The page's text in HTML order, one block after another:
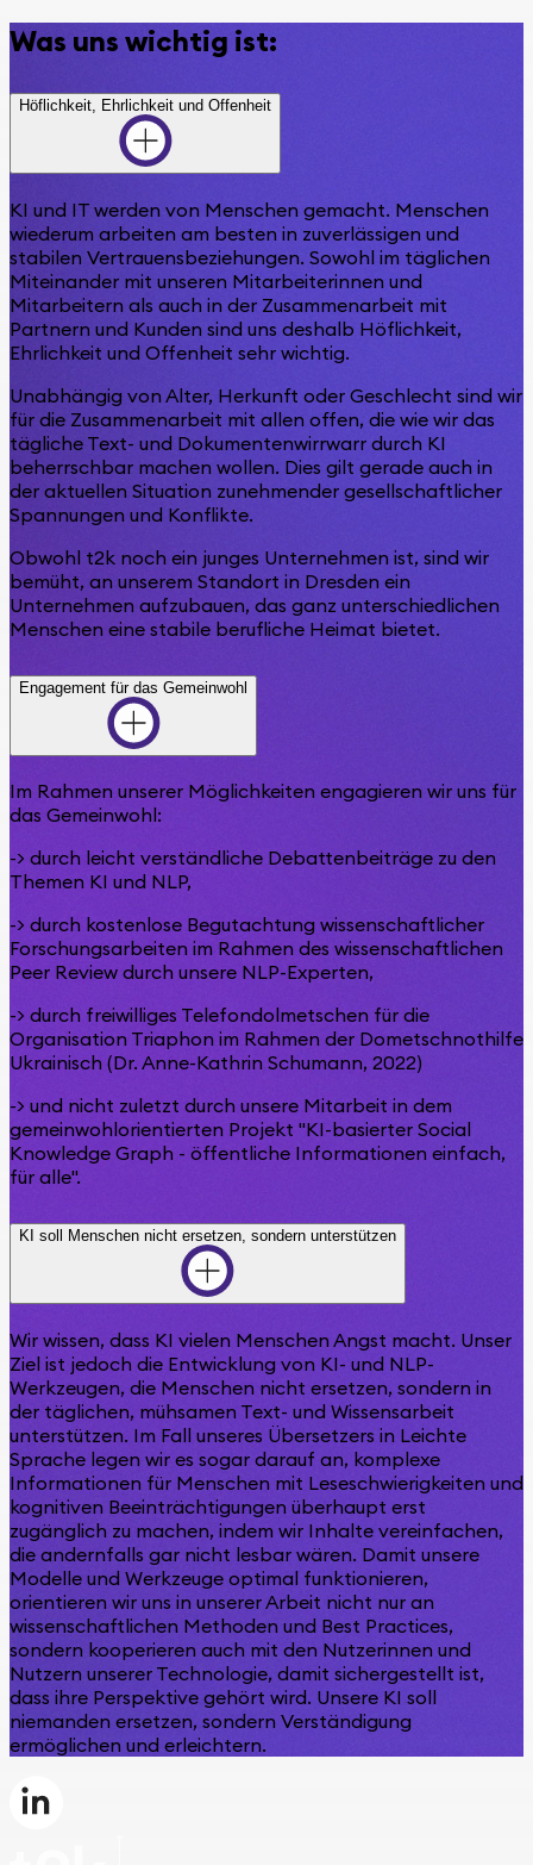
Was uns wichtig ist:
Höflichkeit, Ehrlichkeit und Offenheit
KI und IT werden von Menschen gemacht. Menschen
wiederum arbeiten am besten in zuverlässigen und
stabilen Vertrauensbeziehungen. Sowohl im täglichen
Miteinander mit unseren Mitarbeiterinnen und
Mitarbeitern als auch in der Zusammenarbeit mit
Partnern und Kunden sind uns deshalb Höflichkeit,
Ehrlichkeit und Offenheit sehr wichtig.
Unabhängig von Alter, Herkunft oder Geschlecht sind wir
für die Zusammenarbeit mit allen offen, die wie wir das
tägliche Text- und Dokumentenwirrwarr durch KI
beherrschbar machen wollen. Dies gilt gerade auch in
der aktuellen Situation zunehmender gesellschaftlicher
Spannungen und Konflikte.
Obwohl t2k noch ein junges Unternehmen ist, sind wir
bemüht, an unserem Standort in Dresden ein
Unternehmen aufzubauen, das ganz unterschiedlichen
Menschen eine stabile berufliche Heimat bietet.
Engagement für das Gemeinwohl
Im Rahmen unserer Möglichkeiten engagieren wir uns für
das Gemeinwohl:
-> durch leicht verständliche Debattenbeiträge zu den
Themen KI und NLP,
-> durch kostenlose Begutachtung wissenschaftlicher
Forschungsarbeiten im Rahmen des wissenschaftlichen
Peer Review durch unsere NLP-Experten,
-> durch freiwilliges Telefondolmetschen für die
Organisation Triaphon im Rahmen der Dometschnothilfe
Ukrainisch (Dr. Anne-Kathrin Schumann, 2022)
-> und nicht zuletzt durch unsere Mitarbeit in dem
gemeinwohlorientierten Projekt "KI-basierter Social
Knowledge Graph - öffentliche Informationen einfach,
für alle".
KI soll Menschen nicht ersetzen, sondern unterstützen
Wir wissen, dass KI vielen Menschen Angst macht. Unser
Ziel ist jedoch die Entwicklung von KI- und NLP-
Werkzeugen, die Menschen nicht ersetzen, sondern in
der täglichen, mühsamen Text- und Wissensarbeit
unterstützen. Im Fall unseres Übersetzers in Leichte
Sprache legen wir es sogar darauf an, komplexe
Informationen für Menschen mit Leseschwierigkeiten und
kognitiven Beeinträchtigungen überhaupt erst
zugänglich zu machen, indem wir Inhalte vereinfachen,
die andernfalls gar nicht lesbar wären. Damit unsere
Modelle und Werkzeuge optimal funktionieren,
orientieren wir uns in unserer Arbeit nicht nur an
wissenschaftlichen Methoden und Best Practices,
sondern kooperieren auch mit den Nutzerinnen und
Nutzern unserer Technologie, damit sichergestellt ist,
dass ihre Perspektive gehört wird. Unsere KI soll
niemanden ersetzen, sondern Verständigung
ermöglichen und erleichtern.